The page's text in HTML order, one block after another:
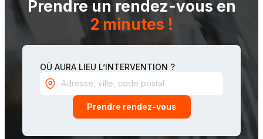
Prendre un rendez-vous en
2 minutes !
OÙ AURA LIEU L’INTERVENTION ?
Prendre rendez-vous